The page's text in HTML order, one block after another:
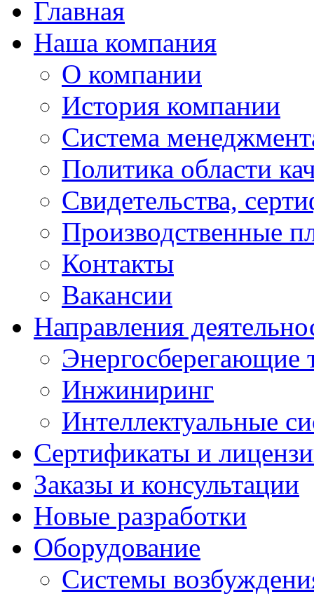
Главная
Наша компания
О компании
История компании
Система
Политика области
Свидетельства,
Производственные
Контакты
Вакансии
Направления
Энергосберегающие
Инжиниринг
Интеллектуальные
Сертификаты и
Заказы и консультации
Новые разработки
Оборудование
Системы